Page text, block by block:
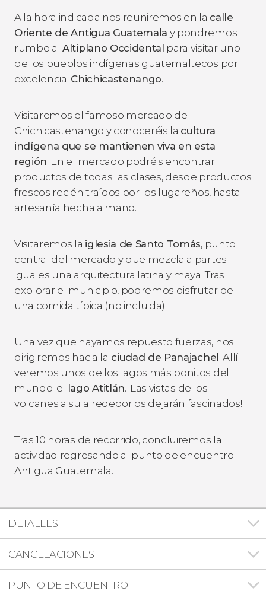
A la hora indicada nos reuniremos en la calle
Oriente de Antigua Guatemala y pondremos
rumbo alAltiplano Occidental para visitar uno
de los pueblos indígenas guatemaltecos por
excelencia: Chichicastenango.
Visitaremos el famoso mercado de
Chichicastenango y conoceréis la cultura
indígena que se mantienen viva en esta
región. En el mercado podréis encontrar
productos de todas las clases, desde productos
frescos recién traídos por los lugareños, hasta
artesanía hecha a mano.
Visitaremos la iglesia de Santo Tomás, punto
central del mercado y que mezcla a partes
iguales una arquitectura latina y maya. Tras
explorar el municipio, podremos disfrutar de
una comida típica (no incluida).
Una vez que hayamos repuesto fuerzas, nos
dirigiremos hacia la ciudad de Panajachel. Allí
veremos unos de los lagos más bonitos del
mundo: el lago Atitlán. ¡Las vistas de los
volcanes a su alrededor os dejarán fascinados!
Tras 10 horas de recorrido, concluiremos la
actividad regresando al punto de encuentro
Antigua Guatemala.
DETALLES
CANCELACIONES
PUNTO DE ENCUENTRO